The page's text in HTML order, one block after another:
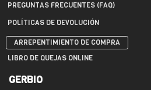
PREGUNTAS FRECUENTES (FAQ)
POLÍTICAS DE DEVOLUCIÓN
ARREPENTIMIENTO DE COMPRA
LIBRO DE QUEJAS ONLINE
GERBIO